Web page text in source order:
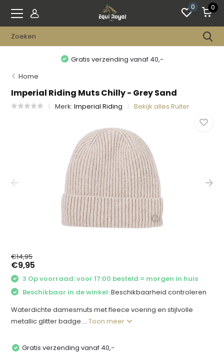
0 0
Gratis verzending vanaf 40,-
Home
Imperial Riding Muts Chilly - Grey Sand
Merk:Imperial Riding Bekijk alles Ruiter
€14,95
€9,95
3 Op voorraad: voor 17:00 besteld = morgen in huis
Beschikbaar in de winkel:Beschikbaarheid controleren
Waterdichte damesmuts met fleece voering en stijlvolle
metallic glitter badge....Toon meer
Gratis verzending vanaf 40,-